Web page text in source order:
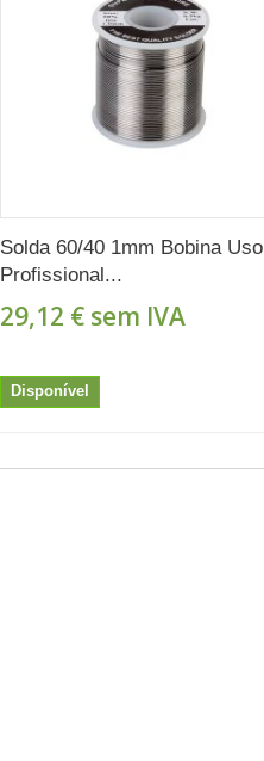
Solda 60/40 1mm Bobina Uso
Profissional...
29,12 €sem IVA
Disponível